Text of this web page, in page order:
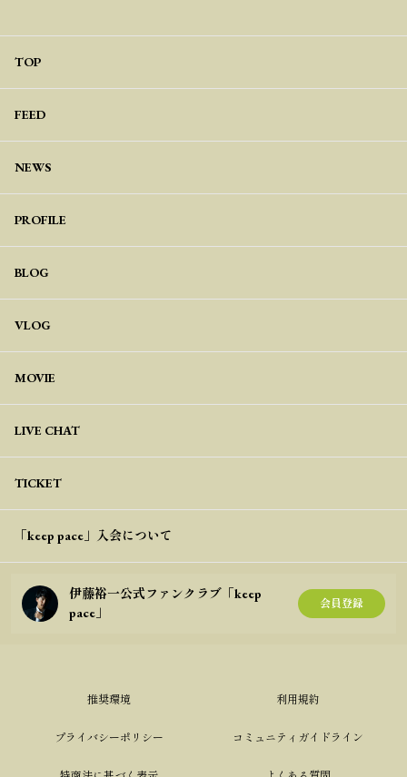
TOP
FEED
NEWS
PROFILE
BLOG
VLOG
MOVIE
LIVE CHAT
TICKET
「keep pace」入会について
伊藤裕一公式ファンクラブ「keep
pace」
会員登録
推奨環境 利用規約
プライバシーポリシー コミュニティガイドライン